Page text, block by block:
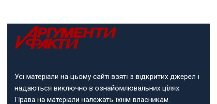
Усі матеріали на цьому сайті взяті з відкритих джерел і
надаються виключно в ознайомлювальних цілях.
Права на матеріали належать їхнім власникам.